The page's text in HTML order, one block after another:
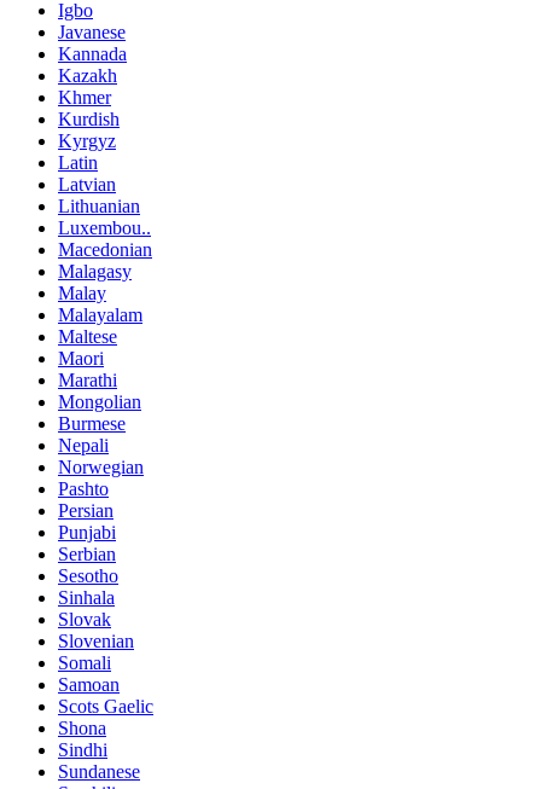
Igbo
Javanese
Kannada
Kazakh
Khmer
Kurdish
Kyrgyz
Latin
Latvian
Lithuanian
Luxembou..
Macedonian
Malagasy
Malay
Malayalam
Maltese
Maori
Marathi
Mongolian
Burmese
Nepali
Norwegian
Pashto
Persian
Punjabi
Serbian
Sesotho
Sinhala
Slovak
Slovenian
Somali
Samoan
Scots Gaelic
Shona
Sindhi
Sundanese